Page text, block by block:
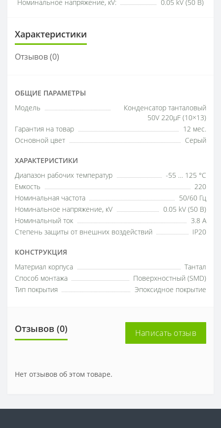
Номинальное напряжение, кV:
0.05 kV (50 В)
Характеристики
Отзывов (0)
ОБЩИЕ ПАРАМЕТРЫ
Модель
Конденсатор танталовый
50V 220µF (10×13)
Гарантия на товар
12 мес.
Основной цвет
Серый
ХАРАКТЕРИСТИКИ
Диапазон рабочих температур
-55 … 125 °C
Емкость
220
Номинальная частота
50/60 Гц
Номинальное напряжение, кV
0.05 kV (50 В)
Номинальный ток
3.8 A
Степень защиты от внешних воздействий
IP20
КОНСТРУКЦИЯ
Материал корпуса
Тантал
Способ монтажа
Поверхностный (SMD)
Тип покрытия
Эпоксидное покрытие
Отзывов (0) Написать отзыв
Нет отзывов об этом товаре.